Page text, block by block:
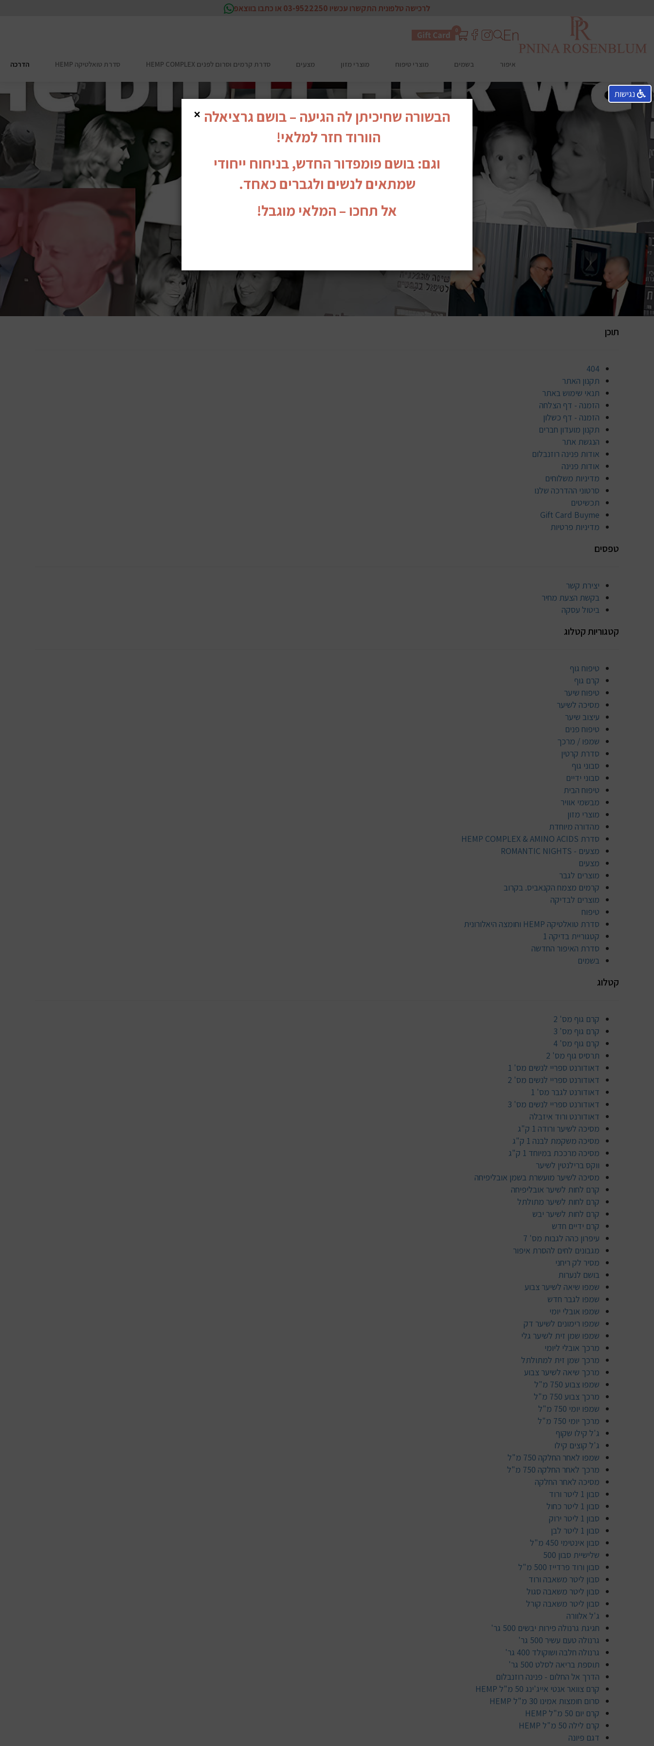
לרכישה טלפונית התקשרו עכשיו 03-9522250 או כתבו בווצאפ
0
איפור בשמים מוצרי טיפוח מוצרי מזון מצעים סדרת קרמים וסרום לפנים HEMP COMPLEX סדרת טואלטיקה HEMP הדרכה
תוכן
404
תקנון האתר
תנאי שימוש באתר
הזמנה - דף הצלחה
הזמנה - דף כשלון
תקנון מועדון חברים
הנגשת אתר
אודות פנינה רוזנבלום
אודות פנינה
מדיניות משלוחים
סרטוני ההדרכה שלנו
תכשיטים
Gift Card Buyme
מדיניות פרטיות
טפסים
יצירת קשר
בקשת הצעת מחיר
ביטול עסקה
קטגוריות קטלוג
טיפוח גוף
קרם גוף
טיפוח שיער
מסיכה לשיער
עיצוב שיער
טיפוח פנים
שמפו / מרכך
סדרת קרטין
סבוני גוף
סבוני ידיים
טיפוח הבית
מבשמי אוויר
מוצרי מזון
מהדורה מיוחדת
סדרת HEMP COMPLEX & AMINO ACIDS
מצעים - ROMANTIC NIGHTS
מצעים
מוצרים לגבר
קרמים מצמח הקנאביס. בקרוב
מוצרים לבדיקה
טיפוח
סדרת טואלטיקה HEMP וחומצה היאלורונית
קטגוריית בדיקה 1
סדרת האיפור החדשה
בשמים
קטלוג
קרם גוף מס' 2
קרם גוף מס' 3
קרם גוף מס' 4
תרסיס גוף מס' 2
דאודורנט ספריי לנשים מס' 1
דאודורנט ספריי לנשים מס' 2
דאודורנט לגבר מס' 1
דאודורנט ספריי לנשים מס' 3
דאודורנט ורוד איזבלה
מסיכה לשיער ורודה 1 ק"ג
מסיכה משקמת לבנה 1 ק"ג
מסיכה מרככת במיוחד 1 ק"ג
ווקס ברילנטין לשיער
מסיכה לשיער מועשרת בשמן אובליפיחה
קרם לחות לשיער אובליפיחה
קרם לחות לשיער מתולתל
קרם לחות לשיער יבש
קרם ידיים חדש
עיפרון כהה לגבות מס' 7
מגבונים לחים להסרת איפור
מסיר לק ריחני
בושם לנערות
שמפו שיאה לשיער צבוע
שמפו לגבר חדש
שמפו אובלי יומי
שמפו רימונים לשיער דק
שמפו שמן זית לשיער גלי
מרכך אובלי ליומי
מרכך שמן זית למתולתל
מרכך שיאה לשיער צבוע
שמפו צבוע 750 מ"ל
מרכך צבוע 750 מ"ל
שמפו יומי 750 מ"ל
מרכך יומי 750 מ"ל
ג'ל קילו שקוף
ג'ל קוצים קילו
שמפו לאחר החלקה 750 מ"ל
מרכך לאחר החלקה 750 מ"ל
מסיכה לאחר החלקה
סבון 1 ליטר ורוד
סבון 1 ליטר כחול
סבון 1 ליטר ירוק
סבון 1 ליטר לבן
סבון אינטימי 450 מ"ל
שלישיית סבון 500
סבון ורוד פרדייז 500 מ"ל
סבון ליטר משאבה ורוד
סבון ליטר משאבה סגול
סבון ליטר משאבה קורל
ג'ל אלוורה
חגיגת גרנולה פירות יבשים 500 גר'
גרנולה טעם עשיר 500 גר'
גרנולה חלבה ושוקולד 400 גר'
תוספת בריאה לסלט 500 גר'
הדרך אל החלום - פנינה רוזנבלום
קרם צוואר אנטי אייג'ינג 50 מ"ל HEMP
סרום חומצות אמינו 30 מ"ל HEMP
קרם יום 50 מ"ל HEMP
קרם לילה 50 מ"ל HEMP
דגם פיונה
× הבשורה שחיכיתן לה הגיעה – בושם גרציאלה
הוורוד חזר למלאי!
וגם: בושם פומפדור החדש, בניחוח ייחודי
שמתאים לנשים ולגברים כאחד.
אל תחכו – המלאי מוגבל!
נגישות